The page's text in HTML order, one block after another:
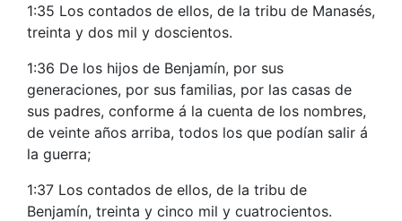
1:35 Los contados de ellos, de la tribu de Manasés,
treinta y dos mil y doscientos.
1:36 De los hijos de Benjamín, por sus
generaciones, por sus familias, por las casas de
sus padres, conforme á la cuenta de los nombres,
de veinte años arriba, todos los que podían salir á
la guerra;
1:37 Los contados de ellos, de la tribu de
Benjamín, treinta y cinco mil y cuatrocientos.